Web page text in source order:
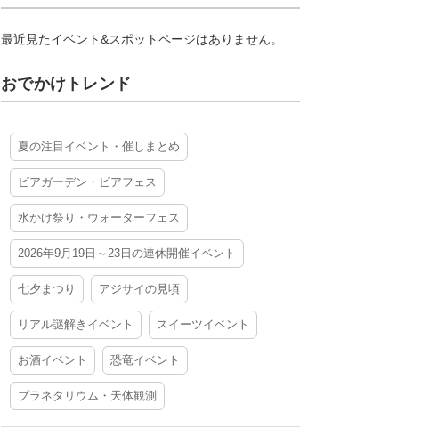
最近見たイベント&スポットページはありません。
おでかけトレンド
夏の注目イベント・催しまとめ
ビアガーデン・ビアフェス
水かけ祭り・ウォーターフェス
2026年9月19日～23日の連休開催イベント
七夕まつり アジサイの見頃
リアル謎解きイベント スイーツイベント
お酒イベント 恐竜イベント
プラネタリウム・天体観測